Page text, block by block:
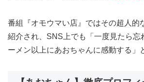
番組『オモウマい店』ではその超人的
紹介され、SNS上でも「一度見たら忘
ーメン以上にあおちゃんに感動する」